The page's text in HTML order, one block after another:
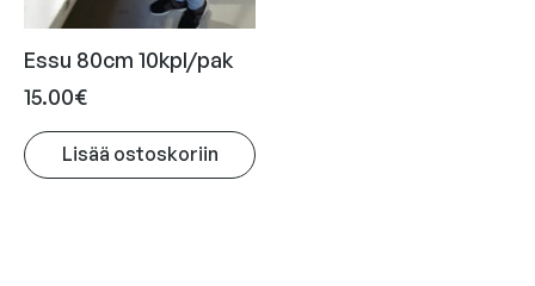
Essu 80cm 10kpl/pak
15.00€
Lisää ostoskoriin